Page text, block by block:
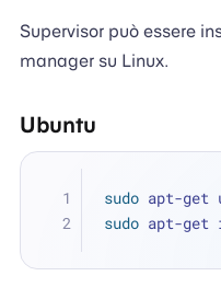
Supervisor può essere
manager su Linux.
Ubuntu
sudo apt-get
sudo apt-get